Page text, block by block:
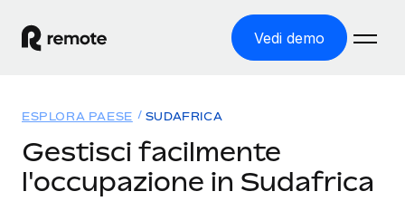
Vedi demo
ASSUMI NEL MONDO
Soluzioni
ESPLORA PAESE SUDAFRICA
Gestisci facilmente
l'occupazione in Sudafrica